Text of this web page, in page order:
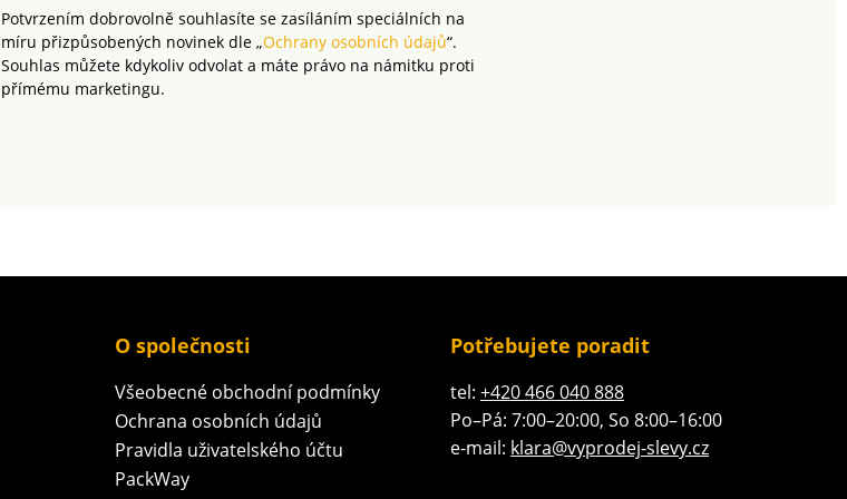
Potvrzením dobrovolně souhlasíte se zasíláním speciálních na
míru přizpůsobených novinek dle „Ochrany osobních údajů“.
Souhlas můžete kdykoliv odvolat a máte právo na námitku proti
přímému marketingu.
O společnosti
Všeobecné obchodní podmínky
Ochrana osobních údajů
Pravidla uživatelského účtu
PackWay
Potřebujete poradit
tel: +420 466 040 888
Po–Pá: 7:00–20:00, So 8:00–16:00
e-mail: klara@vyprodej-slevy.cz